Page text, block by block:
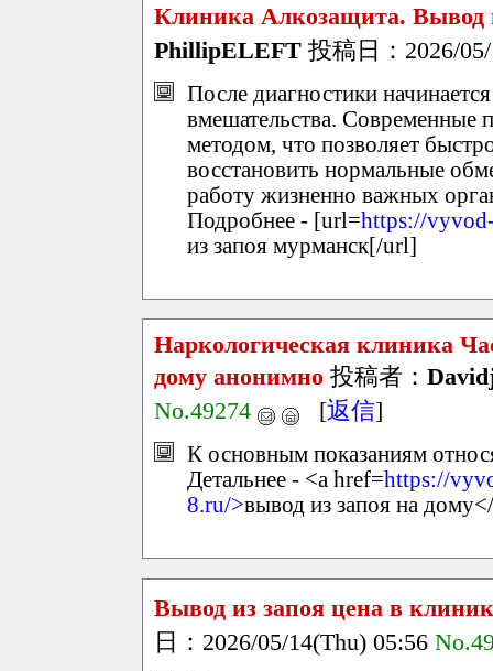
Клиника Алкозащита. Вывод
PhillipELEFT 投稿日：2026/
После диагностики
вмешательства. Современные
методом, что позволяет
восстановить нормальные
работу жизненно важных
Подробнее - [url=https://
из запоя мурманск[/url]
Наркологическая клиника
дому анонимно 投稿者：
No.49274
[返信]
К основным показаниям
Детальнее - <a href=https://
8.ru/>вывод из запоя на
Вывод из запоя цена в
日：2026/05/14(Thu) 05:56